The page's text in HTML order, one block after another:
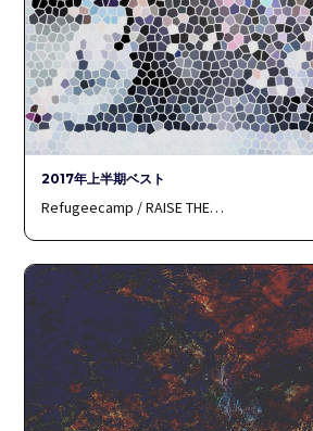
2017年上半期ベスト
Refugeecamp / RAISE THE…